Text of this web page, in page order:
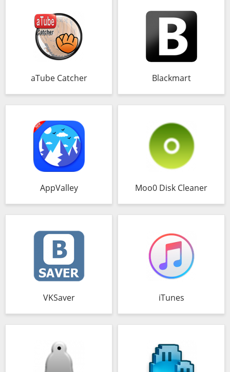
aTube Catcher Blackmart
AppValley Moo0 Disk Cleaner
VKSaver iTunes